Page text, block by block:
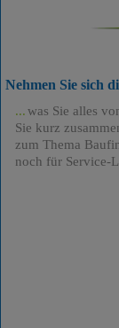
Nehmen Sie sich
was Sie alles
Sie kurz
zum Thema
noch für Service-